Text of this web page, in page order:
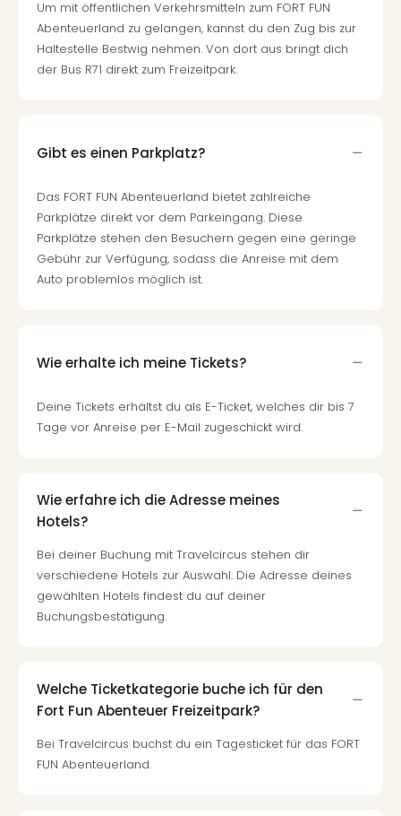
Um mit öffentlichen Verkehrsmitteln zum FORT FUN
Abenteuerland zu gelangen, kannst du den Zug bis zur
Haltestelle Bestwig nehmen. Von dort aus bringt dich
der Bus R71 direkt zum Freizeitpark.
Gibt es einen Parkplatz?
Das FORT FUN Abenteuerland bietet zahlreiche
Parkplätze direkt vor dem Parkeingang. Diese
Parkplätze stehen den Besuchern gegen eine geringe
Gebühr zur Verfügung, sodass die Anreise mit dem
Auto problemlos möglich ist.
Wie erhalte ich meine Tickets?
Deine Tickets erhältst du als E-Ticket, welches dir bis 7
Tage vor Anreise per E-Mail zugeschickt wird.
Wie erfahre ich die Adresse meines
Hotels?
Bei deiner Buchung mit Travelcircus stehen dir
verschiedene Hotels zur Auswahl. Die Adresse deines
gewählten Hotels findest du auf deiner
Buchungsbestätigung.
Welche Ticketkategorie buche ich für den
Fort Fun Abenteuer Freizeitpark?
Bei Travelcircus buchst du ein Tagesticket für das FORT
FUN Abenteuerland.